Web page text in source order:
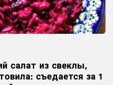
салат из свеклы,
съедается за 1